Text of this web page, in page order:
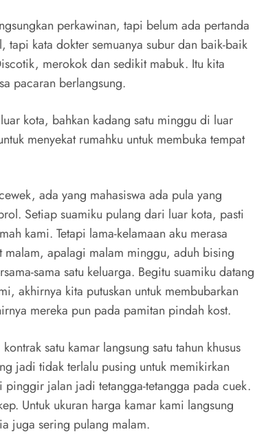
perkawinan, tapi belum ada pertanda
kata dokter semuanya subur dan baik-baik
merokok dan sedikit mabuk. Itu kita
pacaran berlangsung.
kota, bahkan kadang satu minggu di luar
menyekat rumahku untuk membuka tempat
ada yang mahasiswa ada pula yang
Setiap suamiku pulang dari luar kota, pasti
kami. Tetapi lama-kelamaan aku merasa
apalagi malam minggu, aduh bising
sama satu keluarga. Begitu suamiku datang
akhirnya kita putuskan untuk membubarkan
mereka pun pada pamitan pindah kost.
satu kamar langsung satu tahun khusus
jadi tidak terlalu pusing untuk memikirkan
jalan jadi tetangga-tetangga pada cuek.
Untuk ukuran harga kamar kami langsung
juga sering pulang malam.